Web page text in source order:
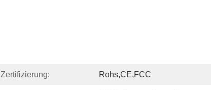
Zertifizierung: Rohs,CE,FCC